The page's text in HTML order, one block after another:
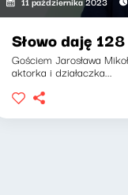
Słowo daję 128
Gościem Jarosława
aktorka i działaczka...